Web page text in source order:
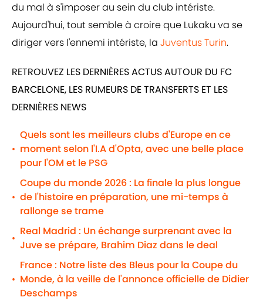
du mal à s'imposer au sein du club intériste.
Aujourd'hui, tout semble à croire que Lukaku va se
diriger vers l'ennemi intériste, la Juventus Turin.
RETROUVEZ LES DERNIÈRES ACTUS AUTOUR DU FC
BARCELONE, LES RUMEURS DE TRANSFERTS ET LES
DERNIÈRES NEWS
•
Quels sont les meilleurs clubs d'Europe en ce
moment selon l'I.A d'Opta, avec une belle place
pour l'OM et le PSG
•
Coupe du monde 2026 : La finale la plus longue
de l'histoire en préparation, une mi-temps à
rallonge se trame
•
Real Madrid : Un échange surprenant avec la
Juve se prépare, Brahim Diaz dans le deal
•
France : Notre liste des Bleus pour la Coupe du
Monde, à la veille de l'annonce officielle de Didier
Deschamps